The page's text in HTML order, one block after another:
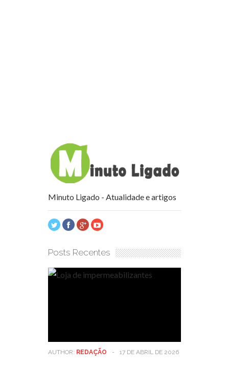
Minuto Ligado - Atualidade e artigos
Posts Recentes
AUTHOR: REDAÇÃO - 17 DE ABRIL DE 2026